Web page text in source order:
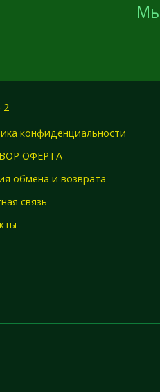
конфиденциальности
ОФЕРТА
обмена и возврата
связь